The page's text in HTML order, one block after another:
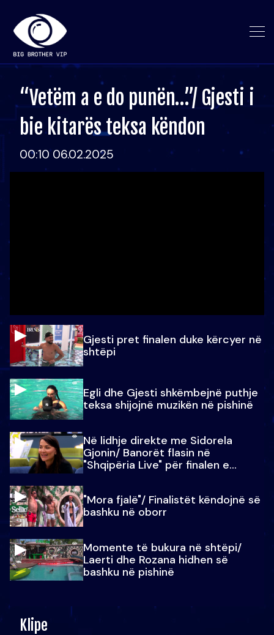
“Vetëm a e do punën…”/ Gjesti i
bie kitarës teksa këndon
00:10 06.02.2025
Gjesti pret finalen duke kërcyer në
shtëpi
Egli dhe Gjesti shkëmbejnë puthje
teksa shijojnë muzikën në pishinë
Në lidhje direkte me Sidorela
Gjonin/ Banorët flasin në
"Shqipëria Live" për finalen e
"Mora fjalë"/ Finalistët këndojnë së
bashku në oborr
Momente të bukura në shtëpi/
Laerti dhe Rozana hidhen së
bashku në pishinë
Klipe